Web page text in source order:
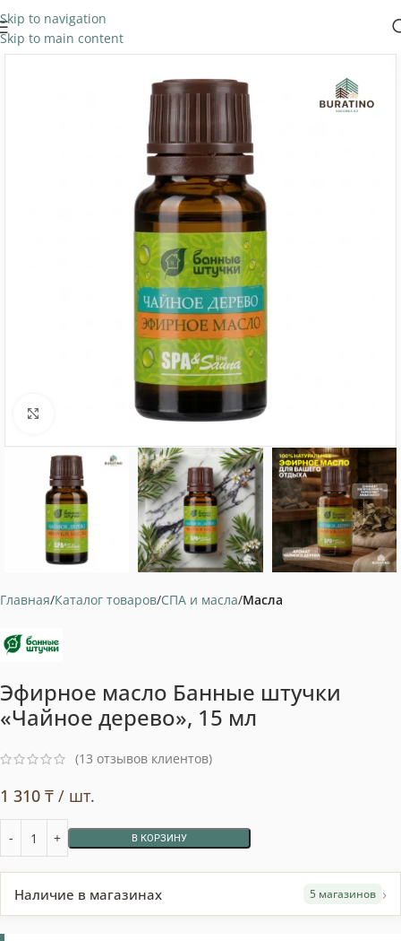
Skip to navigation
Skip to main content
Нажмите, чтобы увеличить
Главная Каталог товаров СПА и масла Масла
Эфирное масло Банные штучки
«Чайное дерево», 15 мл
(13 отзывов клиентов)
1 310 ₸ / шт.
В КОРЗИНУ
Наличие в магазинах 5 магазинов ›